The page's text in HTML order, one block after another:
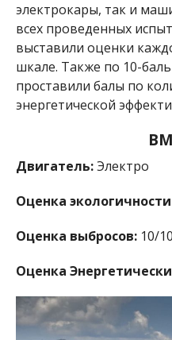
электрокары, так и
всех проведенных
выставили оценки
шкале. Также по 10-
проставили балы по
энергетической
Двигатель:Электро
Оценка
Оценка выбросов: 10/10
Оценка